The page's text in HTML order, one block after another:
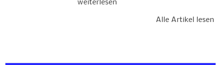
weiterlesen
Alle Artikel lesen